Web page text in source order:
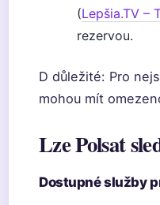
(Lepšia.TV –
rezervou.
D důležité: Pro
mohou mít
Lze Polsat
Dostupné služby